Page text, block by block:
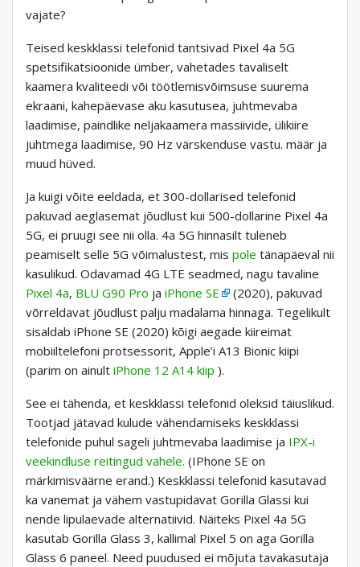
vajate?
Teised keskklassi telefonid tantsivad Pixel 4a 5G
spetsifikatsioonide ümber, vahetades tavaliselt
kaamera kvaliteedi või töötlemisvõimsuse suurema
ekraani, kahepäevase aku kasutusea, juhtmevaba
laadimise, paindlike neljakaamera massiivide, ülikiire
juhtmega laadimise, 90 Hz värskenduse vastu. määr ja
muud hüved.
Ja kuigi võite eeldada, et 300-dollarised telefonid
pakuvad aeglasemat jõudlust kui 500-dollarine Pixel 4a
5G, ei pruugi see nii olla. 4a 5G hinnasilt tuleneb
peamiselt selle 5G võimalustest, mis pole tänapäeval nii
kasulikud. Odavamad 4G LTE seadmed, nagu tavaline
Pixel 4a, BLU G90 Pro ja iPhone SE
(2020), pakuvad
võrreldavat jõudlust palju madalama hinnaga. Tegelikult
sisaldab iPhone SE (2020) kõigi aegade kiireimat
mobiiltelefoni protsessorit, Apple’i A13 Bionic kiipi
(parim on ainult iPhone 12 A14 kiip ).
See ei tähenda, et keskklassi telefonid oleksid täiuslikud.
Tootjad jätavad kulude vähendamiseks keskklassi
telefonide puhul sageli juhtmevaba laadimise ja IPX-i
veekindluse reitingud vahele. (IPhone SE on
märkimisväärne erand.) Keskklassi telefonid kasutavad
ka vanemat ja vähem vastupidavat Gorilla Glassi kui
nende lipulaevade alternatiivid. Näiteks Pixel 4a 5G
kasutab Gorilla Glass 3, kallimal Pixel 5 on aga Gorilla
Glass 6 paneel. Need puudused ei mõjuta tavakasutaja